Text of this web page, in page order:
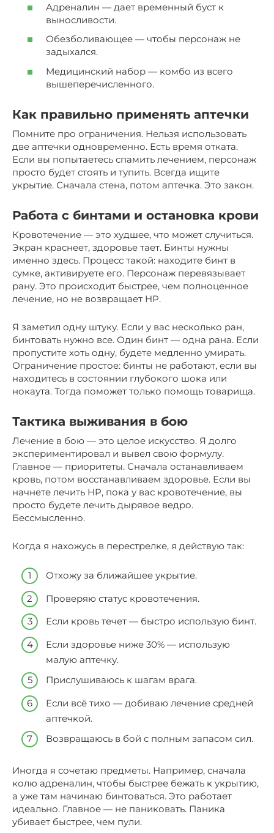
Адреналин — дает временный буст к
выносливости.
Обезболивающее — чтобы персонаж не
задыхался.
Медицинский набор — комбо из всего
вышеперечисленного.
Как правильно применять аптечки
Помните про ограничения. Нельзя использовать
две аптечки одновременно. Есть время отката.
Если вы попытаетесь спамить лечением, персонаж
просто будет стоять и тупить. Всегда ищите
укрытие. Сначала стена, потом аптечка. Это закон.
Работа с бинтами и остановка крови
Кровотечение — это худшее, что может случиться.
Экран краснеет, здоровье тает. Бинты нужны
именно здесь. Процесс такой: находите бинт в
сумке, активируете его. Персонаж перевязывает
рану. Это происходит быстрее, чем полноценное
лечение, но не возвращает HP.
Я заметил одну штуку. Если у вас несколько ран,
бинтовать нужно все. Один бинт — одна рана. Если
пропустите хоть одну, будете медленно умирать.
Ограничение простое: бинты не работают, если вы
находитесь в состоянии глубокого шока или
нокаута. Тогда поможет только помощь товарища.
Тактика выживания в бою
Лечение в бою — это целое искусство. Я долго
экспериментировал и вывел свою формулу.
Главное — приоритеты. Сначала останавливаем
кровь, потом восстанавливаем здоровье. Если вы
начнете лечить HP, пока у вас кровотечение, вы
просто будете лечить дырявое ведро.
Бессмысленно.
Когда я нахожусь в перестрелке, я действую так:
Отхожу за ближайшее укрытие.
Проверяю статус кровотечения.
Если кровь течет — быстро использую бинт.
Если здоровье ниже 30% — использую
малую аптечку.
Прислушиваюсь к шагам врага.
Если всё тихо — добиваю лечение средней
аптечкой.
Возвращаюсь в бой с полным запасом сил.
Иногда я сочетаю предметы. Например, сначала
колю адреналин, чтобы быстрее бежать к укрытию,
а уже там начинаю бинтоваться. Это работает
идеально. Главное — не паниковать. Паника
убивает быстрее, чем пули.